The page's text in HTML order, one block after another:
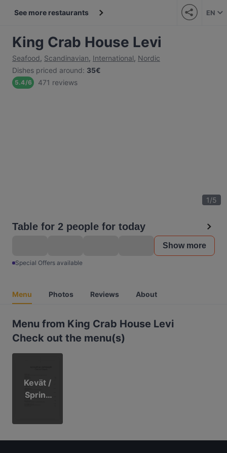
See more restaurants EN
King Crab House Levi
Seafood, Scandinavian, International, Nordic
Dishes priced around: 35€
5.4/6 471 reviews
1/5
Table for 2 people for today
Show more
Special Offers available
Menu Photos Reviews About
Menu from King Crab House Levi
Check out the menu(s)
Kevät /
Spring